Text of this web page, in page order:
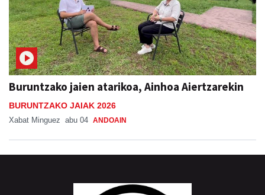
Buruntzako jaien atarikoa, Ainhoa Aiertzarekin
BURUNTZAKO JAIAK 2026
Xabat Minguez abu 04 ANDOAIN